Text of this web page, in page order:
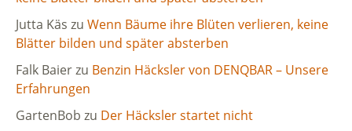
Jutta Käs zu Wenn Bäume ihre Blüten verlieren, keine
Blätter bilden und später absterben
Falk Baierzu Benzin Häcksler von DENQBAR – Unsere
Erfahrungen
GartenBob zu Der Häcksler startet nicht